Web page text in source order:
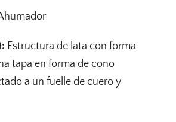
Estructura de lata con forma
tapa en forma de cono
a un fuelle de cuero y